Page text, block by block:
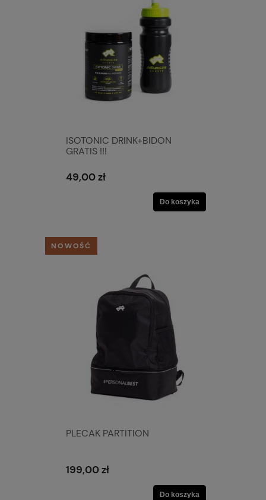
ISOTONIC DRINK+BIDON
GRATIS !!!
49,00 zł
Do koszyka
PLECAK PARTITION
199,00 zł
Do koszyka
NOWOŚĆ